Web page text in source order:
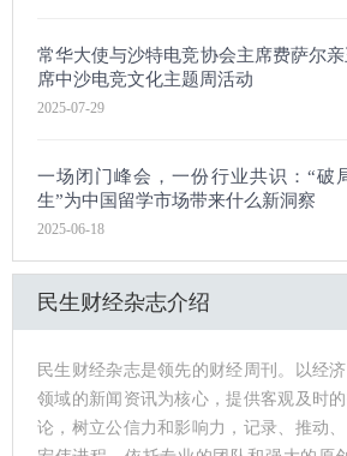
常华大使与沙特电竞协会主席费萨尔亲
席中沙电竞文化主题周活动
2025-07-29
一场闭门峰会，一份行业共识：“破
生”为中国留学市场带来什么新洞察
2025-06-18
民生财经杂志介绍
民生财经杂志是领先的财经周刊。以经
领域的新闻资讯为核心，提供客观及时
论，树立公信力和影响力，记录、推动